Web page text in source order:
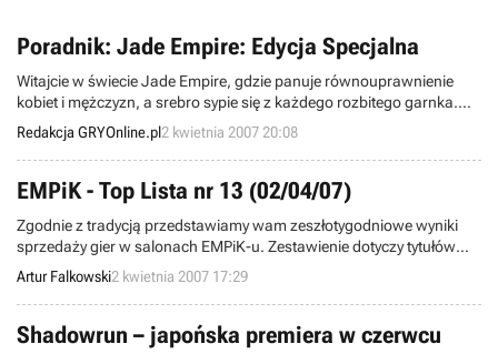
Poradnik: Jade Empire: Edycja Specjalna
Witajcie w świecie Jade Empire, gdzie panuje równouprawnienie
kobiet i mężczyzn, a srebro sypie się z każdego rozbitego garnka.
Mam przyjemność zaprezentować Wam nową wersję poradnika, w
całości dostosowaną do polskiej wersji językowej. W jego części
pierwszej znajdziecie opis bohaterów oraz rozmaite rodzaje technik.
Druga część to chronologiczny opis przejścia wszystkich zadań,
jakie czekają na Was w cesarstwie.
Redakcja GRYOnline.pl2 kwietnia 2007 20:08
EMPiK - Top Lista nr 13 (02/04/07)
Zgodnie z tradycją przedstawiamy wam zeszłotygodniowe wyniki
sprzedaży gier w salonach EMPiK-u. Zestawienie dotyczy tytułów
wydanych na komputery PC oraz konsolę PS2, a powstało w oparciu
o dane zabrane w dniach 26.03.2007 - 01.04.2007 z 90 salonów tej
sieci.
Artur Falkowski2 kwietnia 2007 17:29
Shadowrun – japońska premiera w czerwcu